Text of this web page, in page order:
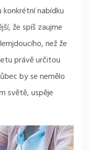
nabídku
že spíš zaujme
než že
právě určitou
by se nemělo
světě, uspěje